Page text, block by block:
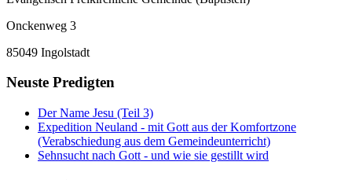
Onckenweg 3
85049 Ingolstadt
Neuste Predigten
Der Name Jesu (Teil 3)
Expedition Neuland - mit Gott aus der Komfortzone
(Verabschiedung aus dem Gemeindeunterricht)
Sehnsucht nach Gott - und wie sie gestillt wird